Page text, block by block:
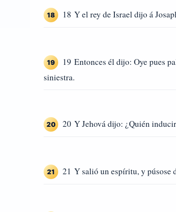
18 18 Y el rey de Israel dijo á
19
19 Entonces él dijo: Oye pues
siniestra.
20 20 Y Jehová dijo: ¿Quién
21 21 Y salió un espíritu, y púsose